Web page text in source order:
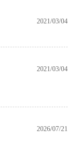
2021/03/04
2021/03/04
2026/07/21